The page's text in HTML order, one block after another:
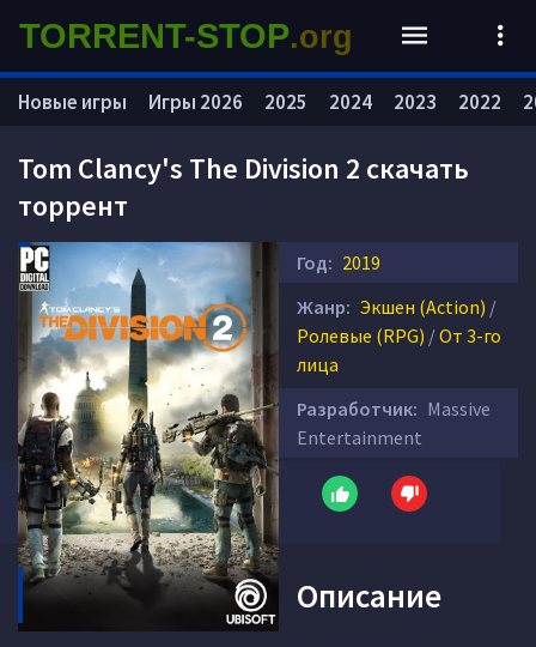
Tom Clancy's The Division 2 скачать
торрент
Год: 2019
Жанр: Экшен (Action) /
Ролевые (RPG) /От 3-го
лица
Разработчик: Massive
Entertainment
Описание
Новые игры Игры 2026 2025 2024 2023 2022
TORRENT-STOP.org